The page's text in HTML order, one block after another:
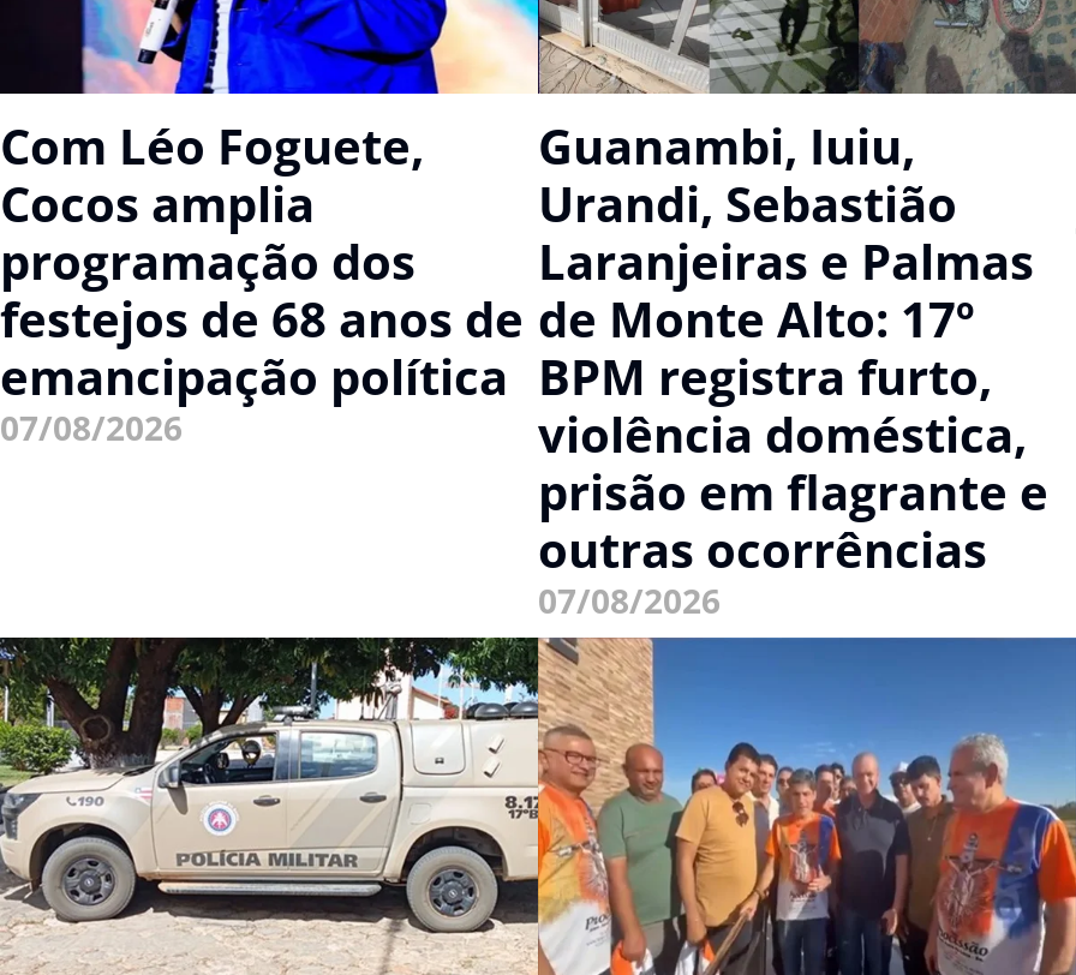
Com Léo Foguete,
Cocos amplia
programação dos
festejos de 68 anos de
emancipação política
07/08/2026
Guanambi, Iuiu,
Urandi, Sebastião
Laranjeiras e Palmas
de Monte Alto: 17º
BPM registra furto,
violência doméstica,
prisão em flagrante e
outras ocorrências
07/08/2026